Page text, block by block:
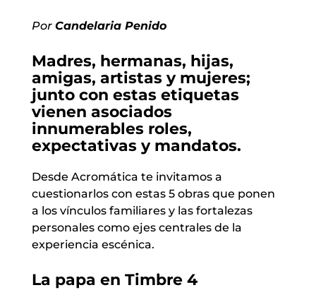
Por Candelaria Penido
Madres, hermanas, hijas,
amigas, artistas y mujeres;
junto con estas etiquetas
vienen asociados
innumerables roles,
expectativas y mandatos.
Desde Acromática te invitamos a
cuestionarlos con estas 5 obras que ponen
a los vínculos familiares y las fortalezas
personales como ejes centrales de la
experiencia escénica.
La papa en Timbre 4